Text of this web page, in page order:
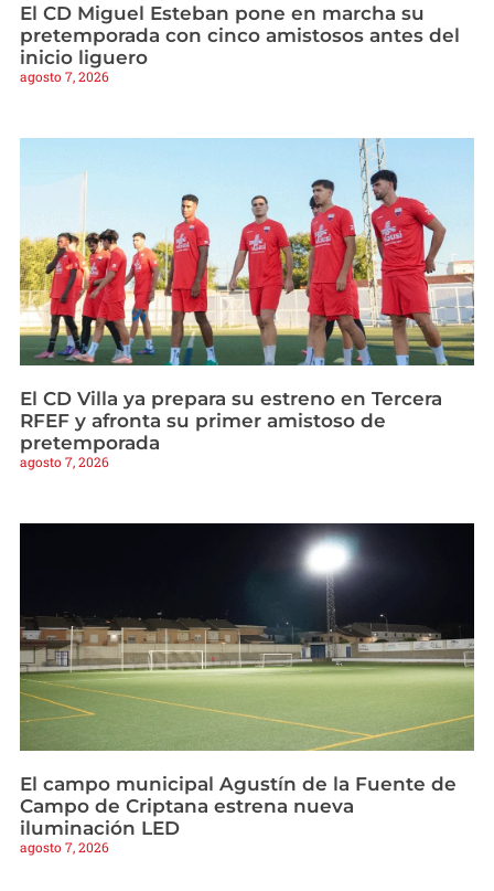
El CD Miguel Esteban pone en marcha su
pretemporada con cinco amistosos antes del
inicio liguero
agosto 7, 2026
El CD Villa ya prepara su estreno en Tercera
RFEF y afronta su primer amistoso de
pretemporada
agosto 7, 2026
El campo municipal Agustín de la Fuente de
Campo de Criptana estrena nueva
iluminación LED
agosto 7, 2026